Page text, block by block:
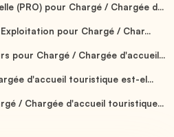
(PRO) pour Chargé / Chargée d...
pour Chargé / Char...
pour Chargé / Chargée d'accueil...
d'accueil touristique est-el...
/ Chargée d'accueil touristique...